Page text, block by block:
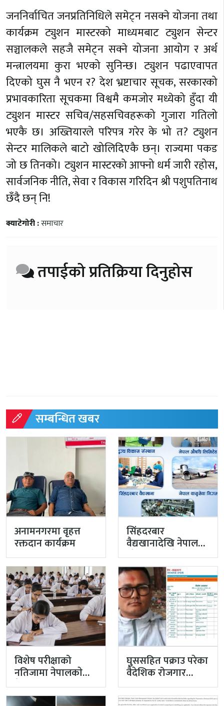
जननिर्वाचित जनप्रतिनिधिले समेट्न नसक्ने योजना तथा
कार्यक्रम ट्युशन मास्टरको माध्यमबाट ट्युशन सेन्टर
सञ्चालकले सहजै समेट्न सक्ने योजना आयोग र अर्थ
मन्त्रालयमा कुरा भएको सुनिन्छ। ट्युशन पढाएवापत
दिएको घुस नै भएन र? देश भ्रष्टाचार सूचक, सरकारको
प्रभावकारिता सूचकमा विश्वमै कमजोर मध्येको हुँदा यी
ट्युशन मास्टर सचिव/सहसचिवहरूको गुजारा गतिलो
भएकै छ। अख्तियारले परिपत्र गरेर के भो त? ट्युशन
सेन्टर मालिकले बाटो खोलिदिएकै छन्। राज्यमा पकड
जो छ तिनको। ट्युशन मास्टरको आफ्नो धर्म जारी रहोस,
सार्वजनिक नीति, सेवा र विकास गरिदिन श्री पशुपतिनाथ
छँदै छन् नि!
क्याटेगोरी :समाचार
तपाईको प्रतिक्रिया दिनुहोस
सम्बन्धित खबर
अनामनगरमा वृहत्त
रक्तदान कार्यक्रम
सिंहदरबार
वैद्यखानादेखि नेपाल
औषधि लिमिटेडसम्म
प्रधानमन्त्रीको
प्राथमिकतामा
विशेष परीक्षाको
नतिजामा नेपालकाे
मेडिकल शिक्षाको
गुणस्तर अब्बल
घुससहित पक्राउ परेका
वैदेशिक रोजगार
विभागका नासु मस्राङ्गी
भ्रष्टाचारी ठहर